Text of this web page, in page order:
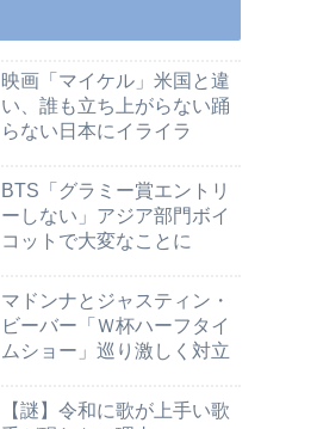
映画「マイケル」米国と違
い、誰も立ち上がらない踊
らない日本にイライラ
BTS「グラミー賞エントリ
ーしない」アジア部門ボイ
コットで大変なことに
マドンナとジャスティン・
ビーバー「Ｗ杯ハーフタイ
ムショー」巡り激しく対立
【謎】令和に歌が上手い歌